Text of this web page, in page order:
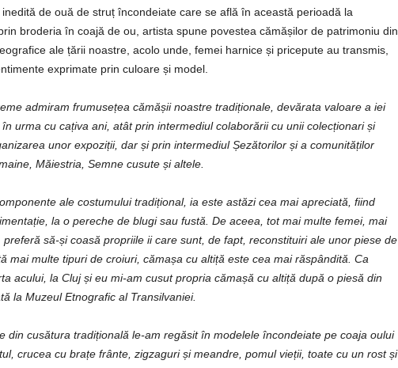
de ouă de struț încondeiate care se află în această perioadă la
broderia în coajă de ou, artista spune povestea cămășilor de patrimoniu din
ale țării noastre, acolo unde, femei harnice și pricepute au transmis,
exprimate prin culoare și model.
admiram frumusețea cămășii noastre tradiționale, devărata valoare a iei
urma cu cațiva ani, atât prin intermediul colaborării cu unii colecționari și
unor expoziții, dar și prin intermediul Șezătorilor și a comunităților
Măiestria, Semne cusute și altele.
ale costumului tradițional, ia este astăzi cea mai apreciată, fiind
la o pereche de blugi sau fustă. De aceea, tot mai multe femei, mai
să-și coasă propriile ii care sunt, de fapt, reconstituiri ale unor piese de
mai multe tipuri de croiuri, cămașa cu altiță este cea mai răspândită. Ca
acului, la Cluj și eu mi-am cusut propria cămașă cu altiță după o piesă din
la Muzeul Etnografic al Transilvaniei.
din cusătura tradițională le-am regăsit în modelele încondeiate pe coaja oului
crucea cu brațe frânte, zigzaguri și meandre, pomul vieții, toate cu un rost și